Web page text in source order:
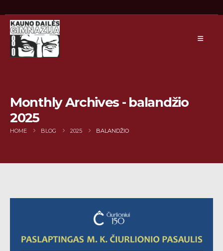
Monthly Archives - balandžio
2025
HOME BLOG 2025 BALANDŽIO